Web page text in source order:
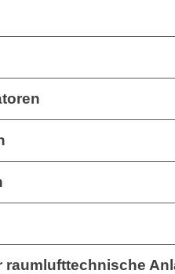
raumlufttechnische